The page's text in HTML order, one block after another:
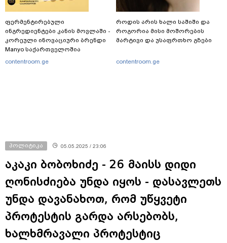
ფერმენტირებული
ინგრედიენტები კანის მოვლაში -
კორეული ინოვაციური ბრენდი
Manyo საქართველოშია
contentroom.ge
როდის არის ხალი საშიში და
როგორია მისი მოშორების
მარტივი და უსაფრთხო გზები
contentroom.ge
პოლიტიკა 05.05.2025 / 23:06
აკაკი ბობოხიძე - 26 მაისს დიდი
ღონისძიება უნდა იყოს - დასავლეთს
უნდა დავანახოთ, რომ უწყვეტი
პროტესტის გარდა არსებობს,
ხალხმრავალი პროტესტიც